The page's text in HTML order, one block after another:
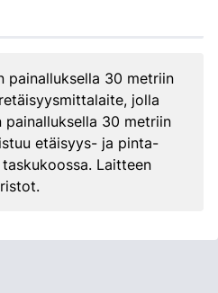
painalluksella 30 metriin
jolla
30 metriin
etäisyys- ja pinta-
Laitteen